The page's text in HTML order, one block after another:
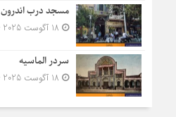
مسجد درب اندرون
سردر الماسیه